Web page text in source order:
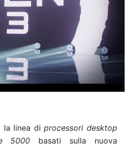
la linea diprocessori desktop
5000 basati sulla nuova